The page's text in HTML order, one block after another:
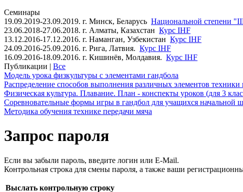
Семинары
19.09.2019-23.09.2019. г. Минск, Беларусь Национальной степени
23.06.2018-27.06.2018. г. Алматы, Казахстан Курс IHF
13.12.2016-17.12.2016. г. Наманган, Узбекистан Курс IHF
24.09.2016-25.09.2016. г. Рига, Латвия. Курс IHF
16.09.2016-18.09.2016. г. Кишинёв, Молдавия. Курс IHF
Публикации | Все
Модель урока физкультуры с элементами гандбола
Распределение способов выполнения различных элементов
Физическая культура. Плавание. План - конспекты уроков (для 3
Соревновательные формы игры в гандбол для учащихся начальной
Методика обучения технике передачи мяча
Запрос пароля
Если вы забыли пароль, введите логин или E-Mail.
Контрольная строка для смены пароля, а также ваши
Выслать контрольную строку